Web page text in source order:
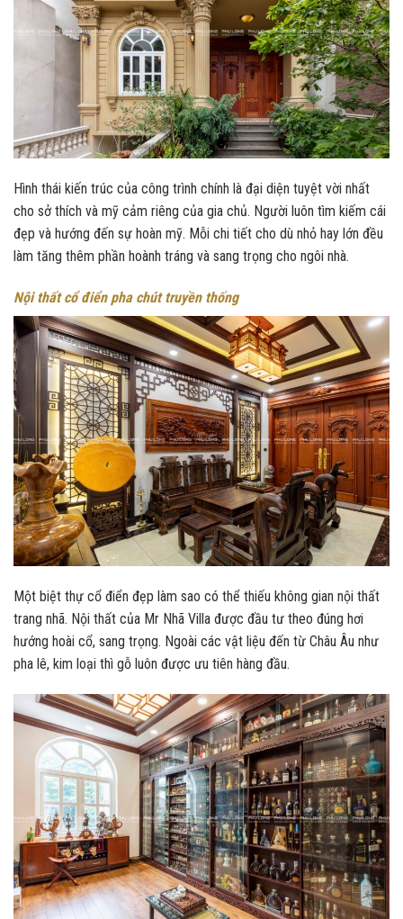
Hình thái kiến trúc của công trình chính là đại diện tuyệt vời nhất
cho sở thích và mỹ cảm riêng của gia chủ. Người luôn tìm kiếm cái
đẹp và hướng đến sự hoàn mỹ. Mỗi chi tiết cho dù nhỏ hay lớn đều
làm tăng thêm phần hoành tráng và sang trọng cho ngôi nhà.
Nội thất cổ điển pha chút truyền thống
Một biệt thự cổ điển đẹp làm sao có thể thiếu không gian nội thất
trang nhã. Nội thất của Mr Nhã Villa được đầu tư theo đúng hơi
hướng hoài cổ, sang trọng. Ngoài các vật liệu đến từ Châu Âu như
pha lê, kim loại thì gỗ luôn được ưu tiên hàng đầu.